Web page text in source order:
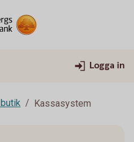
Logga in
Kassasystem